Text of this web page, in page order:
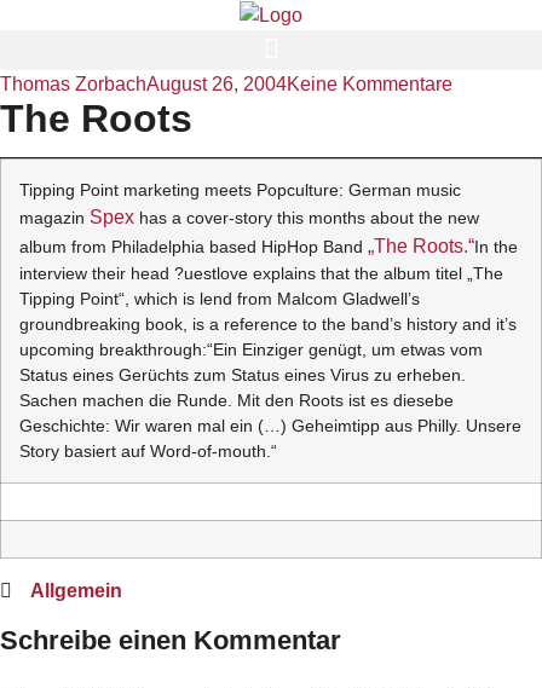
Thomas ZorbachAugust 26, 2004Keine Kommentare
The Roots
Tipping Point marketing meets Popculture: German music
magazin Spex has a cover-story this months about the new
album from Philadelphia based HipHop Band „The Roots.“In the
interview their head ?uestlove explains that the album titel „The
Tipping Point“, which is lend from Malcom Gladwell’s
groundbreaking book, is a reference to the band’s history and it’s
upcoming breakthrough:“Ein Einziger genügt, um etwas vom
Status eines Gerüchts zum Status eines Virus zu erheben.
Sachen machen die Runde. Mit den Roots ist es diesebe
Geschichte: Wir waren mal ein (…) Geheimtipp aus Philly. Unsere
Story basiert auf Word-of-mouth.“
Allgemein
Schreibe einen Kommentar